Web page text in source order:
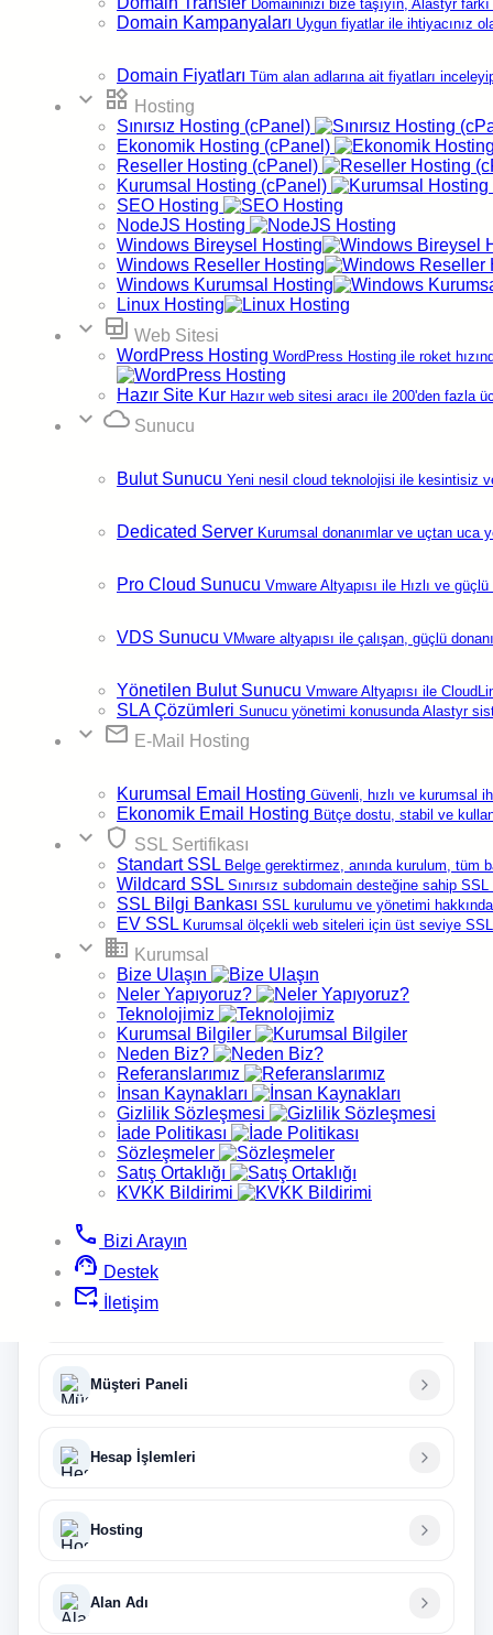
Domaininizi bize taşıyın, Alastyr farkı
Domain Kampanyaları Uygun fiyatlar ile ihtiyacınız
Domain Fiyatları Tüm alan adlarına ait fiyatları
expand_more widgets Hosting
Sınırsız Hosting (cPanel)
Ekonomik Hosting (cPanel)
Reseller Hosting (cPanel)
Kurumsal Hosting (cPanel)
SEO Hosting
NodeJS Hosting
Windows Bireysel Hosting
Windows Reseller Hosting
Windows Kurumsal Hosting
Linux Hosting
expand_more backup_table Web Sitesi
WordPress Hosting WordPress Hosting ile roket
Hazır Site Kur Hazır web sitesi aracı ile 200'den fazla
expand_more cloud Sunucu
Bulut Sunucu Yeni nesil cloud teknolojisi ile kesintisiz
Dedicated Server Kurumsal donanımlar ve uçtan uca
Pro Cloud Sunucu Vmware Altyapısı ile Hızlı ve
VDS Sunucu VMware altyapısı ile çalışan, güçlü
Yönetilen Bulut Sunucu Vmware Altyapısı ile
SLA Çözümleri Sunucu yönetimi konusunda Alastyr
expand_more email E-Mail Hosting
Kurumsal Email Hosting Güvenli, hızlı ve kurumsal
Ekonomik Email Hosting Bütçe dostu, stabil ve
expand_more shield SSL Sertifikası
Standart SSL Belge gerektirmez, anında kurulum, tüm
Wildcard SSL Sınırsız subdomain desteğine sahip
SSL Bilgi Bankası SSL kurulumu ve yönetimi
EV SSL Kurumsal ölçekli web siteleri için üst seviye
expand_more domain Kurumsal
Bize Ulaşın
Neler Yapıyoruz?
Teknolojimiz
Kurumsal Bilgiler
Neden Biz?
Referanslarımız
İnsan Kaynakları
Gizlilik Sözleşmesi
İade Politikası
Sözleşmeler
Satış Ortaklığı
KVKK Bildirimi
phone Bizi Arayın
support_agent Destek
forward_to_inbox İletişim
Bilgi Bankası
Ürün ve hizmetlerimize ilişkin aradığınız tüm soruların
cevaplarını
kapsamlı bilgi bankamız içerisinde bulabilirsiniz.
nasıl oluşturulur?” sorusuna yanıt arayabilirsiniz.
Mevcut MaestroPanel bilgileriniz, siparişten sonra
adresinize gönderilenYeni Hosting Hesabı Bilgileribaşlıklı
e-posta içerisinde yer almaktadır.
MaestroPanel’e giriş yapınız
alanadiniz.com:9715adresinden MaestroPanel’e giriş
yapınız. Şifrenizi hatırlamıyorsanız müşteri
panelinizdensize son gönderilen e-postalarıkontrol
edebilirsiniz. Desteğe ihtiyacınız olursa lütfen
bizimle
iletişim kurun.
MSSQL 2012 bağlantısına tıklayınız
Giriş işleminden sonra karşılaştığınız
ikonuna tıklayınız.
butonuna tıklayarak, yeni veritabanı ekleme
metin alanına veritabanı ismi
işlemini tamamlayınız.
Veritabanının bulunduğu satırın sağındakikalem ikonuna
tıklayınız.
butonuna tıklayarak, veritabanına kullanıcı ekleme
Username ,PasswordveValidate Passwordmetin
alanlarına veritabanınız ile ilişkilendireceğiniz kullanıcı
bilgilerini giripSavebutonuna tıklayınız.
Önceki Konu Sonraki Konu
Kategoriler
İlgili başlıklar
E-Mail
Müşteri Paneli
Hesap İşlemleri
Hosting
Alan Adı